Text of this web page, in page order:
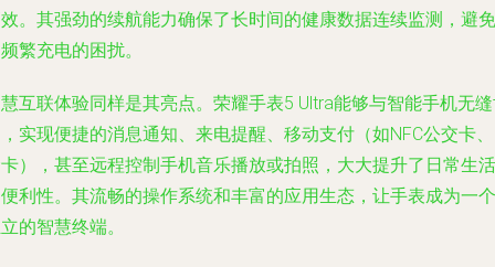
。其强劲的续航能力确保了长时间的健康数据连续监测，避免
繁充电的困扰。
互联体验同样是其亮点。荣耀手表5 Ultra能够与智能手机无
实现便捷的消息通知、来电提醒、移动支付（如NFC公交卡
），甚至远程控制手机音乐播放或拍照，大大提升了日常生活
利性。其流畅的操作系统和丰富的应用生态，让手表成为一个
的智慧终端。